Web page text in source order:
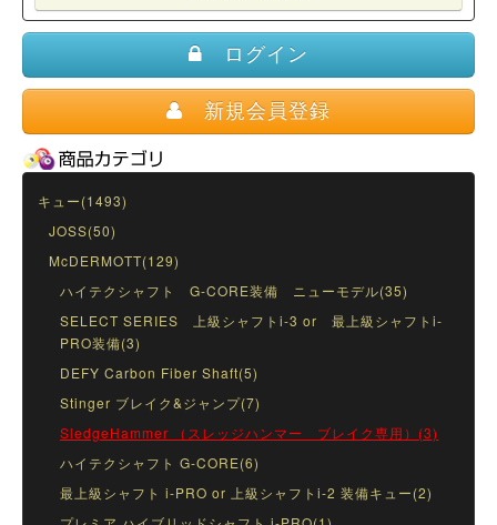
ログイン
新規会員登録
キュー(1493)
JOSS(50)
McDERMOTT(129)
ハイテクシャフト G-CORE装備 ニューモデル(35)
SELECT SERIES 上級シャフトi-3 or 最上級シャフトi-
PRO装備(3)
DEFY Carbon Fiber Shaft(5)
Stinger ブレイク&ジャンプ(7)
SledgeHammer （スレッジハンマー ブレイク専用）(3)
ハイテクシャフト G-CORE(6)
最上級シャフト i-PRO or 上級シャフトi-2 装備キュー(2)